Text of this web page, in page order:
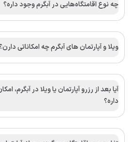
چه نوع اقامتگاه‌هایی در آبگرم وجود داره؟
ویلا و آپارتمان های آبگرم چه امکاناتی
آیا بعد از رزرو آپارتمان یا ویلا در آبگرم،
داره؟